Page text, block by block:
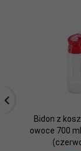
Bidon z
owoce 700 ml